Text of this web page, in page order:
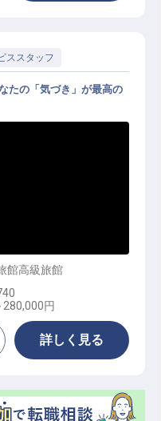
ススタッフ
万〜／未経験可
たの「気づき」が最高の
館高級旅館
280,000円
詳しく見る